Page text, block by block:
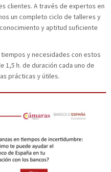
clientes. A través de expertos en
un completo ciclo de talleres y
y aptitud suficiente
y necesidades con estos
h. de duración cada uno de
prácticas y útiles.